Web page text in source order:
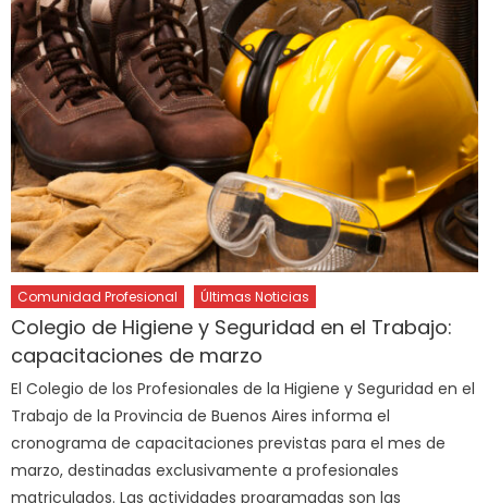
Comunidad Profesional Últimas Noticias
Colegio de Higiene y Seguridad en el Trabajo:
capacitaciones de marzo
El Colegio de los Profesionales de la Higiene y Seguridad en el
Trabajo de la Provincia de Buenos Aires informa el
cronograma de capacitaciones previstas para el mes de
marzo, destinadas exclusivamente a profesionales
matriculados. Las actividades programadas son las